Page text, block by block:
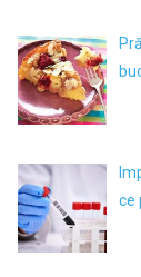
ce